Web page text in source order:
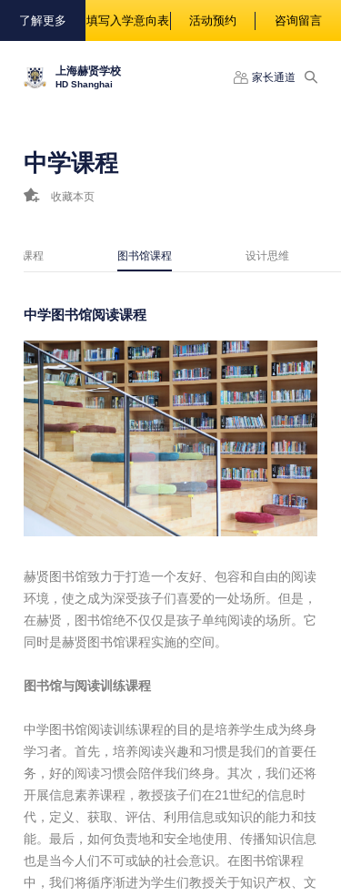
了解更多 填写入学意向表 活动预约 咨询留言
上海赫贤学校
HD Shanghai
家长通道
中学课程
收藏本页
体育课程 图书馆课程 设计思维
中学图书馆阅读课程
赫贤图书馆致力于打造一个友好、包容和自由的阅读
环境，使之成为深受孩子们喜爱的一处场所。但是，
在赫贤，图书馆绝不仅仅是孩子单纯阅读的场所。它
同时是赫贤图书馆课程实施的空间。
图书馆与阅读训练课程
中学图书馆阅读训练课程的目的是培养学生成为终身
学习者。首先，培养阅读兴趣和习惯是我们的首要任
务，好的阅读习惯会陪伴我们终身。其次，我们还将
开展信息素养课程，教授孩子们在21世纪的信息时
代，定义、获取、评估、利用信息或知识的能力和技
能。最后，如何负责地和安全地使用、传播知识信息
也是当今人们不可或缺的社会意识。在图书馆课程
中，我们将循序渐进为学生们教授关于知识产权、文